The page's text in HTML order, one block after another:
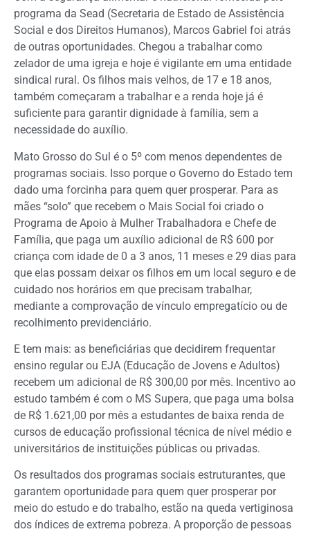
programa da Sead (Secretaria de Estado de Assistência
Social e dos Direitos Humanos), Marcos Gabriel foi atrás
de outras oportunidades. Chegou a trabalhar como
zelador de uma igreja e hoje é vigilante em uma entidade
sindical rural. Os filhos mais velhos, de 17 e 18 anos,
também começaram a trabalhar e a renda hoje já é
suficiente para garantir dignidade à família, sem a
necessidade do auxílio.
Mato Grosso do Sul é o 5º com menos dependentes de
programas sociais. Isso porque o Governo do Estado tem
dado uma forcinha para quem quer prosperar. Para as
mães “solo” que recebem o Mais Social foi criado o
Programa de Apoio à Mulher Trabalhadora e Chefe de
Família, que paga um auxílio adicional de R$ 600 por
criança com idade de 0 a 3 anos, 11 meses e 29 dias para
que elas possam deixar os filhos em um local seguro e de
cuidado nos horários em que precisam trabalhar,
mediante a comprovação de vínculo empregatício ou de
recolhimento previdenciário.
E tem mais: as beneficiárias que decidirem frequentar
ensino regular ou EJA (Educação de Jovens e Adultos)
recebem um adicional de R$ 300,00 por mês. Incentivo ao
estudo também é com o MS Supera, que paga uma bolsa
de R$ 1.621,00 por mês a estudantes de baixa renda de
cursos de educação profissional técnica de nível médio e
universitários de instituições públicas ou privadas.
Os resultados dos programas sociais estruturantes, que
garantem oportunidade para quem quer prosperar por
meio do estudo e do trabalho, estão na queda vertiginosa
dos índices de extrema pobreza. A proporção de pessoas